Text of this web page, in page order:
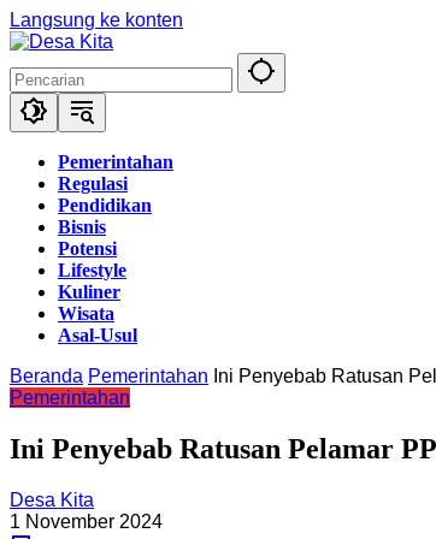
Langsung ke konten
Pemerintahan
Regulasi
Pendidikan
Bisnis
Potensi
Lifestyle
Kuliner
Wisata
Asal-Usul
Beranda Pemerintahan Ini Penyebab Ratusan
Pemerintahan
Ini Penyebab Ratusan Pelamar
Desa Kita
1 November 2024